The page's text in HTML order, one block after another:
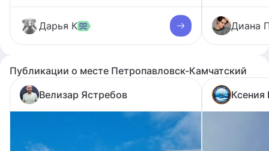
Дарья К Диана
Публикации о месте Петропавловск-Камчатский
Велизар Ястребов
Ксения